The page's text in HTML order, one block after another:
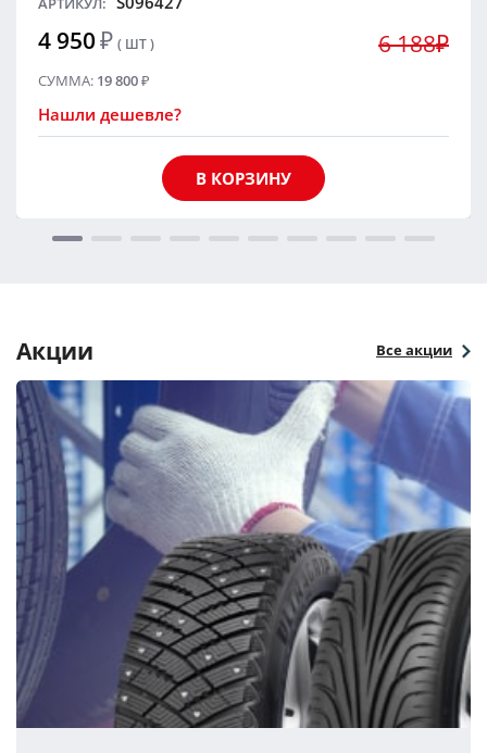
4 950₽ ( ШТ ) 6 188₽
СУММА: 19 800₽
Нашли дешевле?
В КОРЗИНУ
Акции Все акции